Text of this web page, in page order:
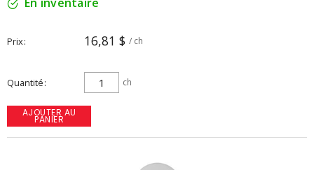
Prix 16,81 $ / ch
Quantité ch
AJOUTER AU
PANIER